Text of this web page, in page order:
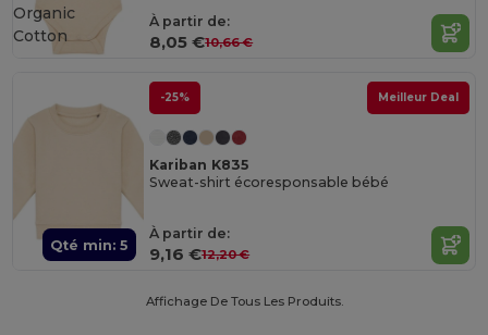
À partir de:
8,05 €10,66 €
Qté min: 5
Organic
Cotton
-25% Meilleur Deal
Kariban K835
Sweat-shirt écoresponsable bébé
À partir de:
9,16 €12,20 €
Affichage De Tous Les Produits.